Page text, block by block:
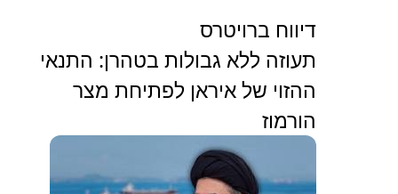
דיווח ברויטרס
תעוזה ללא גבולות בטהרן: התנאי
ההזוי של איראן לפתיחת מצר
הורמוז